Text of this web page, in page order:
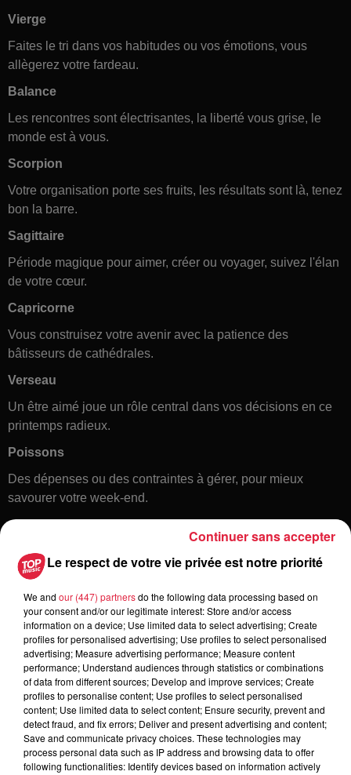
Vierge
Faites le tri dans vos habitudes ou vos émotions, vous
allègerez votre fardeau.
Balance
Les rencontres sont électrisantes, la liberté vous grise, le
monde est à vous.
Scorpion
Votre organisation porte ses fruits, les résultats sont là, tenez
bon la barre.
Sagittaire
Période magique pour aimer, créer ou voyager, suivez l'élan
de votre cœur.
Capricorne
Vous construisez votre avenir avec la patience des
bâtisseurs de cathédrales.
Verseau
Un être aimé joue un rôle central dans vos décisions en ce
printemps radieux.
Poissons
Des dépenses ou des contraintes à gérer, pour mieux
savourer votre week-end.
Toute l'actu
6 août 2026
À Hoerdt, de l’eau brune sort des
robinets
Le respect de votre vie privée est notre priorité
We and our (447) partnersdo the following data processing based on
your consent and/or our legitimate interest: Store and/or access
information on a device; Use limited data to select advertising; Create
profiles for personalised advertising; Use profiles to select personalised
advertising; Measure advertising performance; Measure content
performance; Understand audiences through statistics or combinations
of data from different sources; Develop and improve services; Create
profiles to personalise content; Use profiles to select personalised
content; Use limited data to select content; Ensure security, prevent and
detect fraud, and fix errors; Deliver and present advertising and content;
Save and communicate privacy choices. These technologies may
process personal data such as IP address and browsing data to offer
following functionalities: Identify devices based on information actively
Continuer sans accepter